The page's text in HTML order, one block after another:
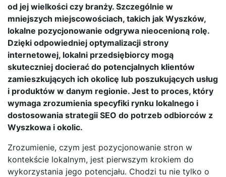
od jej wielkości czy branży. Szczególnie w
mniejszych miejscowościach, takich jak Wyszków,
lokalne pozycjonowanie odgrywa nieocenioną rolę.
Dzięki odpowiedniej optymalizacji strony
internetowej, lokalni przedsiębiorcy mogą
skuteczniej docierać do potencjalnych klientów
zamieszkujących ich okolicę lub poszukujących usług
i produktów w danym regionie. Jest to proces, który
wymaga zrozumienia specyfiki rynku lokalnego i
dostosowania strategii SEO do potrzeb odbiorców z
Wyszkowa i okolic.
Zrozumienie, czym jest pozycjonowanie stron w
kontekście lokalnym, jest pierwszym krokiem do
wykorzystania jego potencjału. Chodzi tu nie tylko o